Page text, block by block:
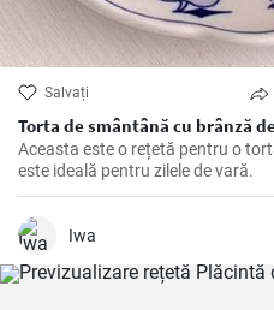
Salvați
Torta de smântână cu brânză
Aceasta este o rețetă pentru o
este ideală pentru zilele de vară.
Iwa